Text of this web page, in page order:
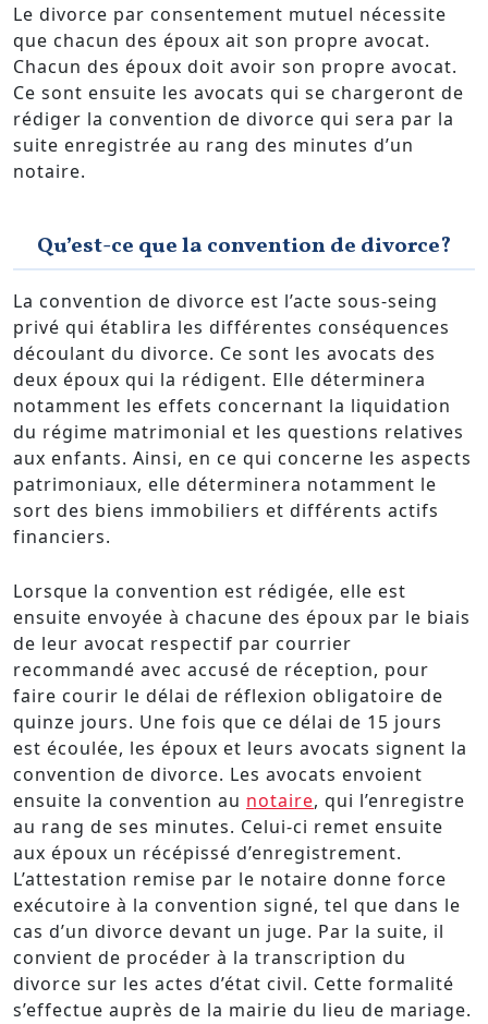
Le divorce par consentement mutuel nécessite
que chacun des époux ait son propre avocat.
Chacun des époux doit avoir son propre avocat.
Ce sont ensuite les avocats qui se chargeront de
rédiger la convention de divorce qui sera par la
suite enregistrée au rang des minutes d’un
notaire.
Qu’est-ce que la convention de divorce?
La convention de divorce est l’acte sous-seing
privé qui établira les différentes conséquences
découlant du divorce. Ce sont les avocats des
deux époux qui la rédigent. Elle déterminera
notamment les effets concernant la liquidation
du régime matrimonial et les questions relatives
aux enfants. Ainsi, en ce qui concerne les aspects
patrimoniaux, elle déterminera notamment le
sort des biens immobiliers et différents actifs
financiers.
Lorsque la convention est rédigée, elle est
ensuite envoyée à chacune des époux par le biais
de leur avocat respectif par courrier
recommandé avec accusé de réception, pour
faire courir le délai de réflexion obligatoire de
quinze jours. Une fois que ce délai de 15 jours
est écoulée, les époux et leurs avocats signent la
convention de divorce. Les avocats envoient
ensuite la convention au notaire, qui l’enregistre
au rang de ses minutes. Celui-ci remet ensuite
aux époux un récépissé d’enregistrement.
L’attestation remise par le notaire donne force
exécutoire à la convention signé, tel que dans le
cas d’un divorce devant un juge. Par la suite, il
convient de procéder à la transcription du
divorce sur les actes d’état civil. Cette formalité
s’effectue auprès de la mairie du lieu de mariage.